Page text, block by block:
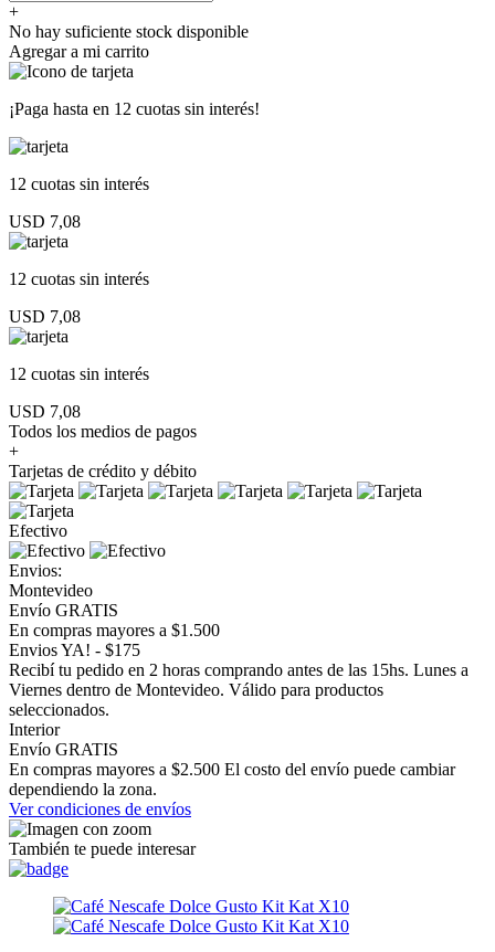
+
No hay suficiente stock disponible
Agregar a mi carrito
¡Paga hasta en 12 cuotas sin interés!
12 cuotas sin interés
USD 7,08
12 cuotas sin interés
USD 7,08
12 cuotas sin interés
USD 7,08
Todos los medios de pagos
+
Tarjetas de crédito y débito
Efectivo
Envios:
Montevideo
Envío GRATIS
En compras mayores a $1.500
Envios YA! - $175
Recibí tu pedido en 2 horas comprando antes de las 15hs. Lunes a
Viernes dentro de Montevideo. Válido para productos
seleccionados.
Interior
Envío GRATIS
En compras mayores a $2.500 El costo del envío puede cambiar
dependiendo la zona.
Ver condiciones de envíos
También te puede interesar